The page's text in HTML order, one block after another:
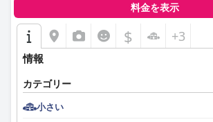
ホテルのWiFiは、一般的に信頼性が高く効率的
行者のニーズを満たしています。駐車場は、ホ
けではありませんが、ホテルから徒歩圏内に安
オプションがあるため、管理可能です。
家族旅行者は、 が歓迎的で親切なオプション
す。家庭的な雰囲気、フレンドリーなスタッ
料金を表示
$ +3
情報
カテゴリー
小さい